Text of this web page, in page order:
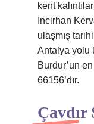
kent
İncirhan
ulaşmış
Antalya yolu
Burdur’un
66156’dır.
Çavdır